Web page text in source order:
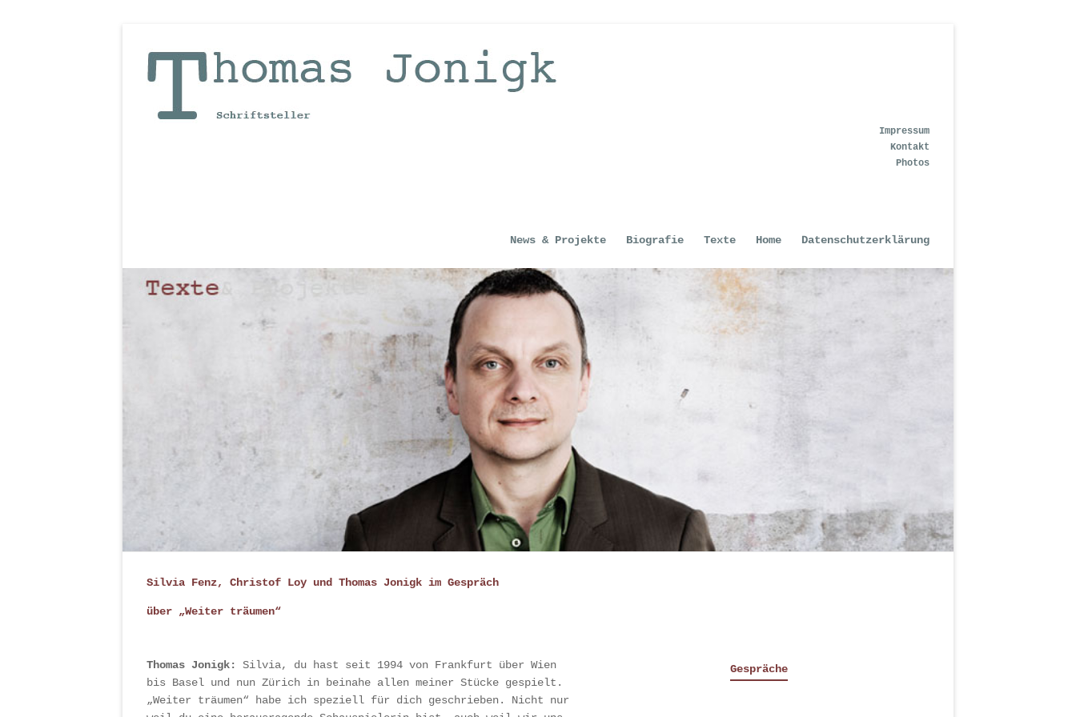
Impressum
Kontakt
Photos
News & Projekte Biografie Texte Home Datenschutzerklärung
Silvia Fenz, Christof Loy und Thomas Jonigk im Gespräch
über „Weiter träumen“
Thomas Jonigk:
Silvia, du hast seit 1994 von Frankfurt über Wien
bis Basel und nun Zürich in beinahe allen meiner Stücke gespielt.
„Weiter träumen“ habe ich speziell für dich geschrieben. Nicht nur
Gespräche